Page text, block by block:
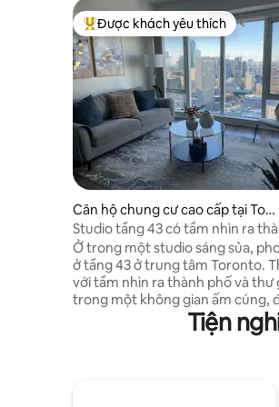
Được khách yêu thích nhất
Được khách yêu thích
Căn hộ chung cư cao cấp tại Tor
onto
Studio tầng 43 có tầm nhìn ra
+ Bãi đỗ xe miễn phí
Ở trong một studio sáng sủa,
ở tầng 43 ở trung tâm Toronto.
với tầm nhìn ra thành phố và thư
trong một không gian ấm cúng,
vài bước chân (Dundas + Queen
Tiện